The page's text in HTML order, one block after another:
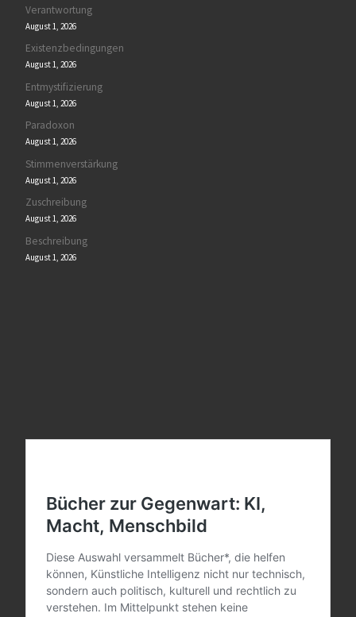
Verantwortung
August 1, 2026
Existenzbedingungen
August 1, 2026
Entmystifizierung
August 1, 2026
Paradoxon
August 1, 2026
Stimmenverstärkung
August 1, 2026
Zuschreibung
August 1, 2026
Beschreibung
August 1, 2026